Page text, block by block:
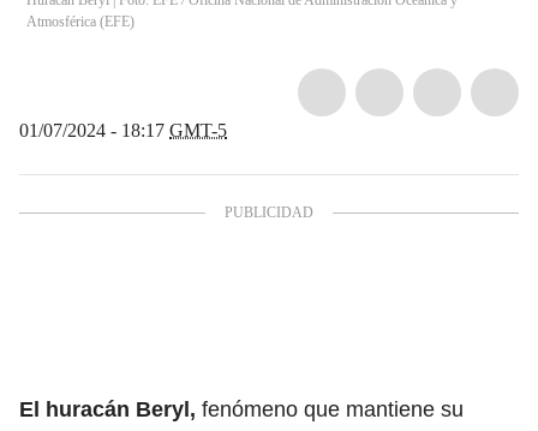
Atmosférica (EFE)
01/07/2024 - 18:17 GMT-5
El huracán Beryl, fenómeno que mantiene su